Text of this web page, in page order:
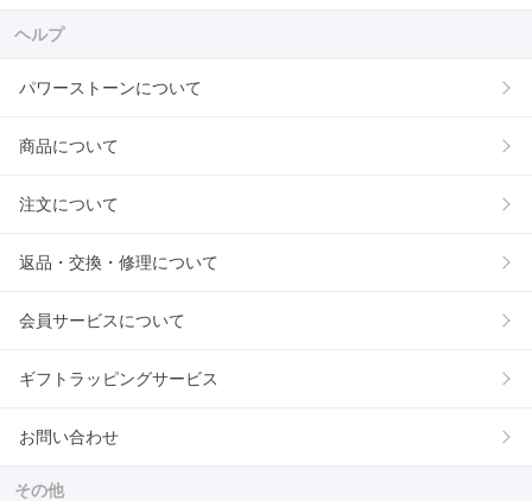
ヘルプ
パワーストーンについて
商品について
注文について
返品・交換・修理について
会員サービスについて
ギフトラッピングサービス
お問い合わせ
その他